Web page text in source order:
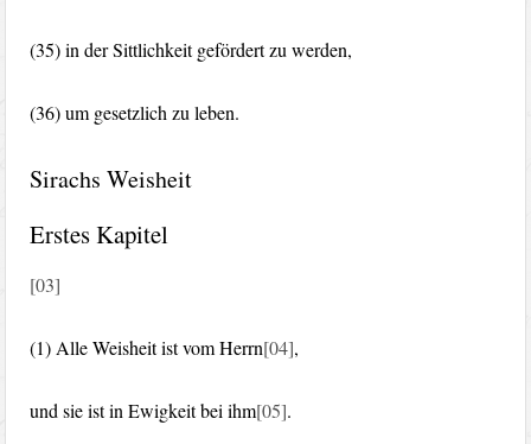
(35) in der Sittlichkeit gefördert zu werden,
(36) um gesetzlich zu leben.
Sirachs Weisheit
Erstes Kapitel
[03]
(1) Alle Weisheit ist vom Herrn[04],
und sie ist in Ewigkeit bei ihm[05].